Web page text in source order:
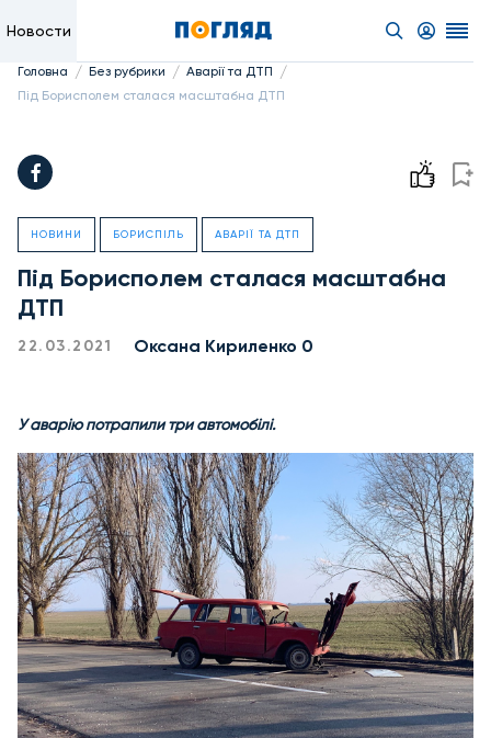
Новости
Головна / Без рубрики / Аварії та ДТП /
Під Борисполем сталася масштабна ДТП
НОВИНИ БОРИСПІЛЬ АВАРІЇ ТА ДТП
Під Борисполем сталася масштабна
ДТП
22.03.2021 Оксана Кириленко 0
У аварію потрапили три автомобілі.